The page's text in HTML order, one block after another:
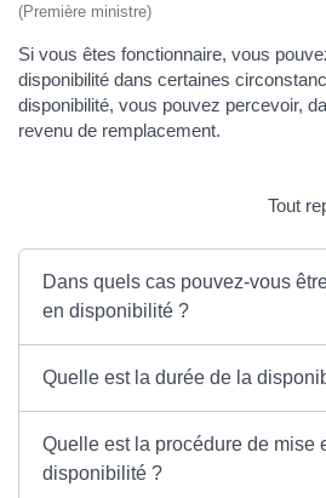
(Première ministre)
Si vous êtes fonctionnaire, vous
disponibilité dans certaines
disponibilité, vous pouvez percevoir,
revenu de remplacement.
Tout
Dans quels cas pouvez-vous
en disponibilité ?
Quelle est la durée de la
Quelle est la procédure de mise
disponibilité ?